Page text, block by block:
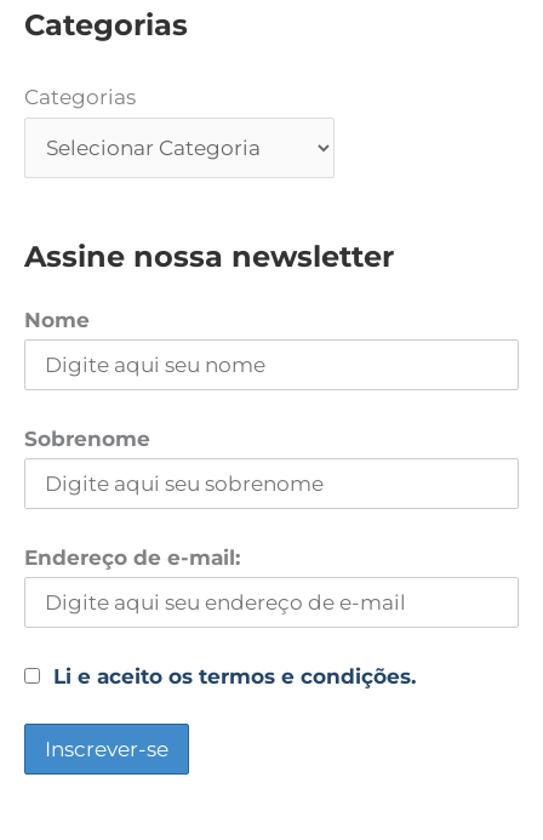
Categorias
Categorias
Assine nossa newsletter
Nome
Sobrenome
Endereço de e-mail:
Li e aceito os termos e condições.